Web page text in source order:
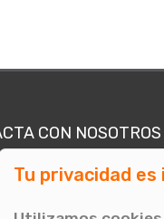
CON NOSOTROS
info@comunicae.com
+ 34 931 702 774
Tu privacidad